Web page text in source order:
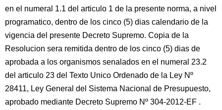
en el numeral 1.1 del articulo 1 de la presente norma, a nivel
programatico, dentro de los cinco (5) dias calendario de la
vigencia del presente Decreto Supremo. Copia de la
Resolucion sera remitida dentro de los cinco (5) dias de
aprobada a los organismos senalados en el numeral 23.2
del articulo 23 del Texto Unico Ordenado de la Ley Nº
28411, Ley General del Sistema Nacional de Presupuesto,
aprobado mediante Decreto Supremo Nº 304-2012-EF .